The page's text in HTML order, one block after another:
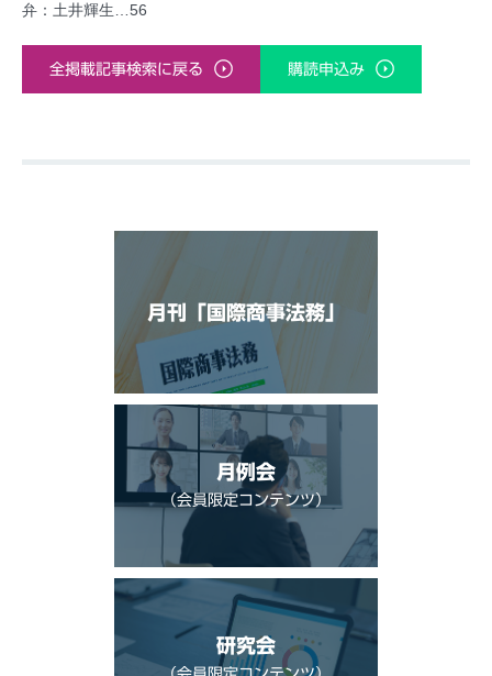
弁：土井輝生…56
全掲載記事検索に戻る 購読申込み
月刊「国際商事法務」
月例会
（会員限定コンテンツ）
研究会